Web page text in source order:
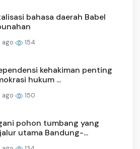
bahasa daerah Babel
ago 154
kehakiman penting
hukum ...
ago 150
pohon tumbang yang
utama Bandung-...